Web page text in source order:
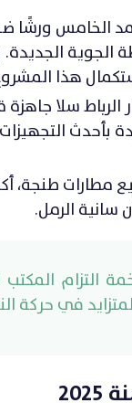
الخامس ورشًا
هذا المشروع
سلا
طنجة،
سانية الرمل.
التزام المكتب
في حركة